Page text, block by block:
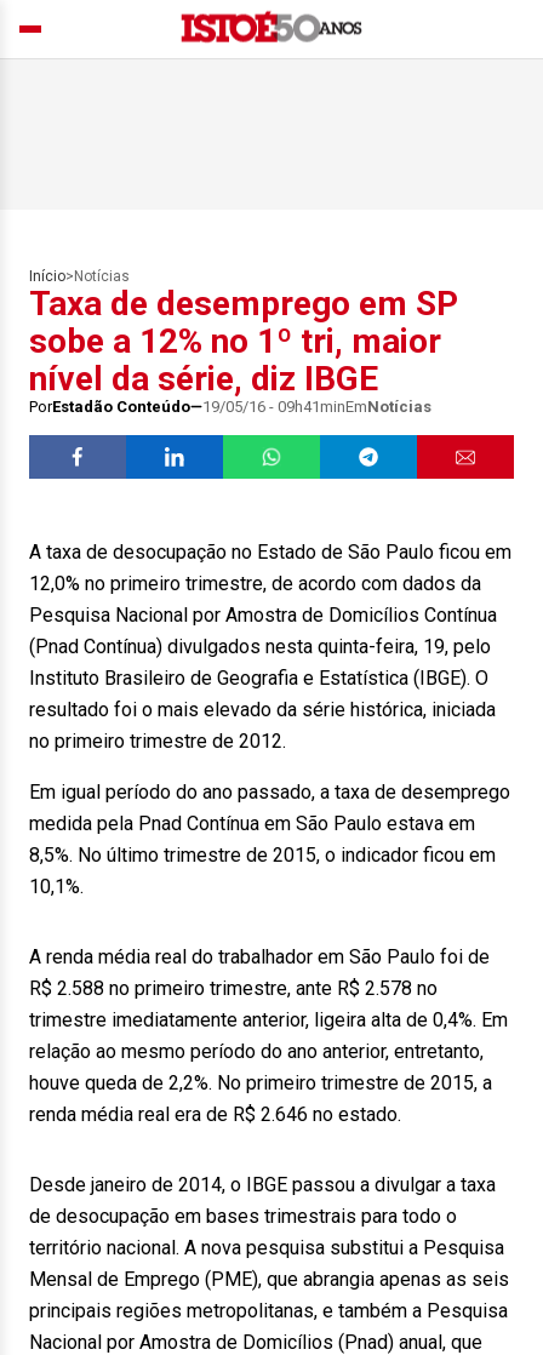
Início> Notícias
Taxa de desemprego em SP
sobe a 12% no 1º tri, maior
nível da série, diz IBGE
PorEstadão Conteúdo 19/05/16 - 09h41minEmNotícias
A taxa de desocupação no Estado de São Paulo ficou em
12,0% no primeiro trimestre, de acordo com dados da
Pesquisa Nacional por Amostra de Domicílios Contínua
(Pnad Contínua) divulgados nesta quinta-feira, 19, pelo
Instituto Brasileiro de Geografia e Estatística (IBGE). O
resultado foi o mais elevado da série histórica, iniciada
no primeiro trimestre de 2012.
Em igual período do ano passado, a taxa de desemprego
medida pela Pnad Contínua em São Paulo estava em
8,5%. No último trimestre de 2015, o indicador ficou em
10,1%.
A renda média real do trabalhador em São Paulo foi de
R$ 2.588 no primeiro trimestre, ante R$ 2.578 no
trimestre imediatamente anterior, ligeira alta de 0,4%. Em
relação ao mesmo período do ano anterior, entretanto,
houve queda de 2,2%. No primeiro trimestre de 2015, a
renda média real era de R$ 2.646 no estado.
Desde janeiro de 2014, o IBGE passou a divulgar a taxa
de desocupação em bases trimestrais para todo o
território nacional. A nova pesquisa substitui a Pesquisa
Mensal de Emprego (PME), que abrangia apenas as seis
principais regiões metropolitanas, e também a Pesquisa
Nacional por Amostra de Domicílios (Pnad) anual, que